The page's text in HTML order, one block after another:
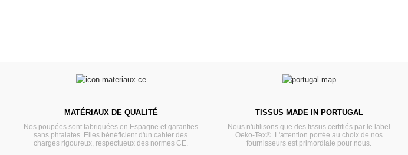
MATÉRIAUX DE QUALITÉ
Nos poupées sont fabriquées en Espagne et garanties
sans phtalates. Elles bénéficient d'un cahier des
charges rigoureux, respectueux des normes CE.
TISSUS MADE IN PORTUGAL
Nous n'utilisons que des tissus certifiés par le label
Oeko-Tex®. L'attention portée au choix de nos
fournisseurs est primordiale pour nous.